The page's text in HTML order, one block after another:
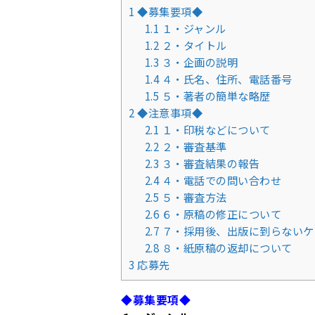
1 ◆募集要項◆
1.1 １・ジャンル
1.2 ２・タイトル
1.3 ３・企画の説明
1.4４・氏名、住所、電話番号
1.5 ５・著者の簡単な略歴
2◆注意事項◆
2.1 １・印税などについて
2.2 ２・審査基準
2.3 ３・審査結果の報告
2.4４・電話での問い合わせ
2.5 ５・審査方法
2.6 ６・原稿の修正について
2.7 ７・採用後、出版に到らない
2.8 ８・紙原稿の返却について
3 応募先
◆募集要項◆